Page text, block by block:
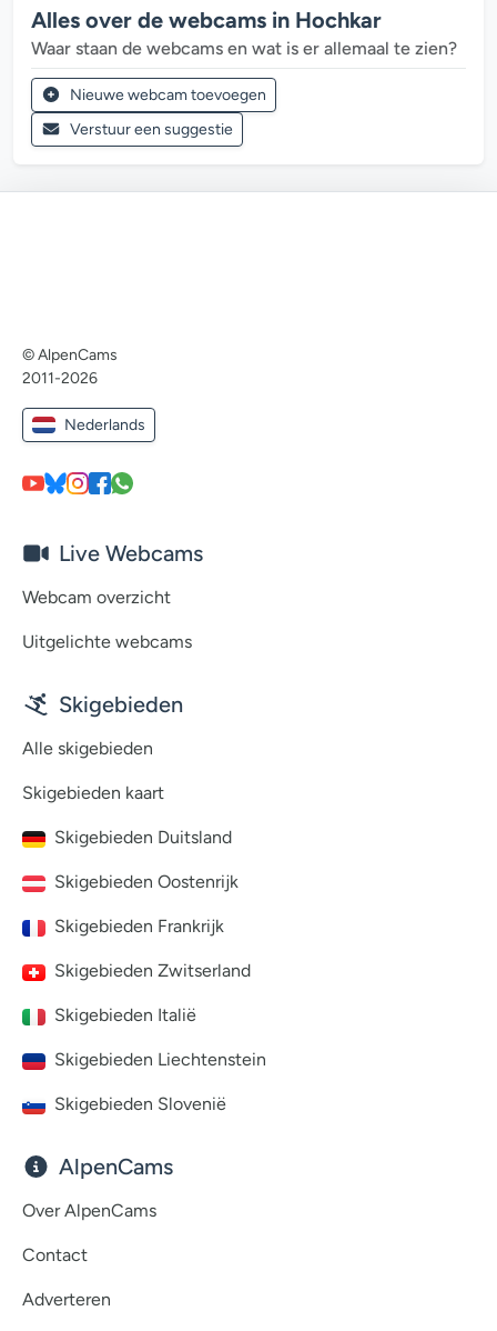
Alles over de webcams in Hochkar
Waar staan de webcams en wat is er allemaal te zien?
Nieuwe webcam toevoegen
Verstuur een suggestie
© AlpenCams
2011-2026
Nederlands
Live Webcams
Webcam overzicht
Uitgelichte webcams
Skigebieden
Alle skigebieden
Skigebieden kaart
Skigebieden Duitsland
Skigebieden Oostenrijk
Skigebieden Frankrijk
Skigebieden Zwitserland
Skigebieden Italië
Skigebieden Liechtenstein
Skigebieden Slovenië
AlpenCams
Over AlpenCams
Contact
Adverteren